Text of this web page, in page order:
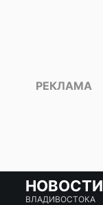
НОВОСТИ
ВЛАДИВОСТОКА